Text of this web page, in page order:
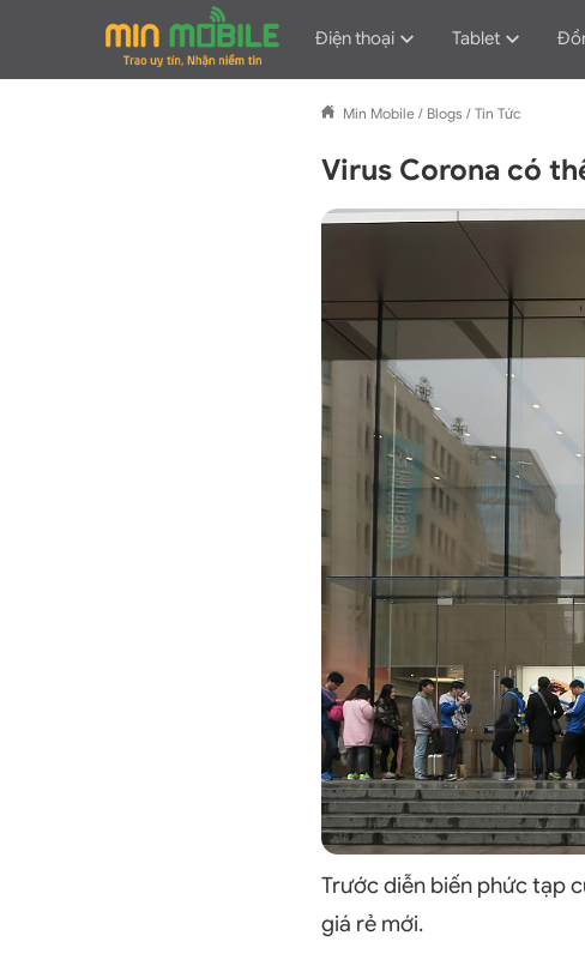
Điện thoại Tablet
Min Mobile / Blogs / Tin Tức
Virus Corona có
Trước diễn biến phức tạp
giá rẻ mới.